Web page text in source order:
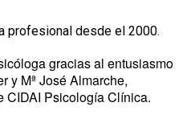
profesional desde el 2000.
gracias al entusiasmo
y Mª José Almarche,
CIDAI Psicología Clínica.